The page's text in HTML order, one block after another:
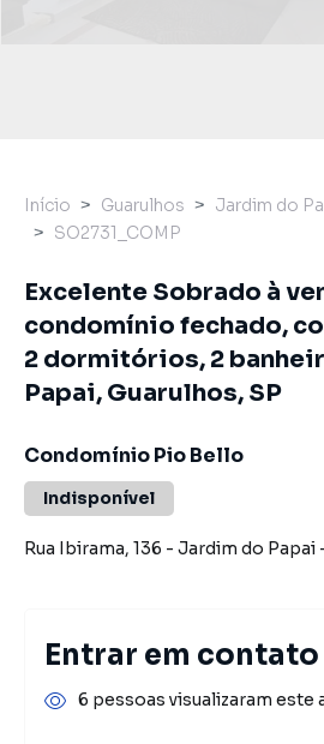
Início Guarulhos Jardim do
SO2731_COMP
Excelente Sobrado à
condomínio fechado,
2 dormitórios, 2
Papai, Guarulhos, SP
Condomínio Pio Bello
Indisponível
Rua Ibirama, 136 - Jardim do Papai
Entrar em contato
6 pessoas visualizaram este